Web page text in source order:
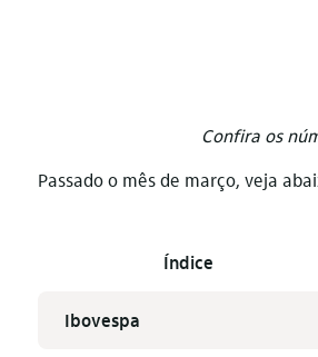
Confira os
Passado o mês de março, veja
Índice
Ibovespa